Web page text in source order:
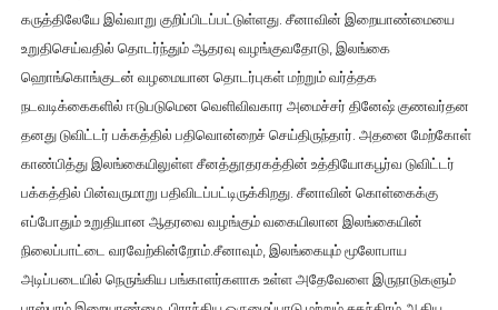
கருத்திலேயே இவ்வாறு குறிப்பிடப்பட்டுள்ளது. சீனாவின் இறையாண்மையை
உறுதிசெய்வதில் தொடர்ந்தும் ஆதரவு வழங்குவதோடு, இலங்கை
ஹொங்கொங்குடன் வழமையான தொடர்புகள் மற்றும் வர்த்தக
நடவடிக்கைகளில் ஈடுபடுமென வெளிவிவகார அமைச்சர் தினேஷ் குணவர்தன
தனது டுவிட்டர் பக்கத்தில் பதிவொன்றைச் செய்திருந்தார். அதனை மேற்கோள்
காண்பித்து இலங்கையிலுள்ள சீனத்தூதரகத்தின் உத்தியோகபூர்வ டுவிட்டர்
பக்கத்தில் பின்வருமாறு பதிவிடப்பட்டிருக்கிறது. சீனாவின் கொள்கைக்கு
எப்போதும் உறுதியான ஆதரவை வழங்கும் வகையிலான இலங்கையின்
நிலைப்பாட்டை வரவேற்கின்றோம்.சீனாவும், இலங்கையும் மூலோபாய
அடிப்படையில் நெருங்கிய பங்காளர்களாக உள்ள அதேவேளை இருநாடுகளும்